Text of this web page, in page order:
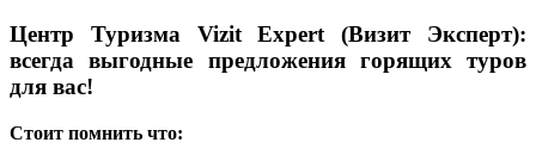
Центр Туризма Vizit Expert (Визит Эксперт):
всегда выгодные предложения горящих туров
для вас!
Стоит помнить что: